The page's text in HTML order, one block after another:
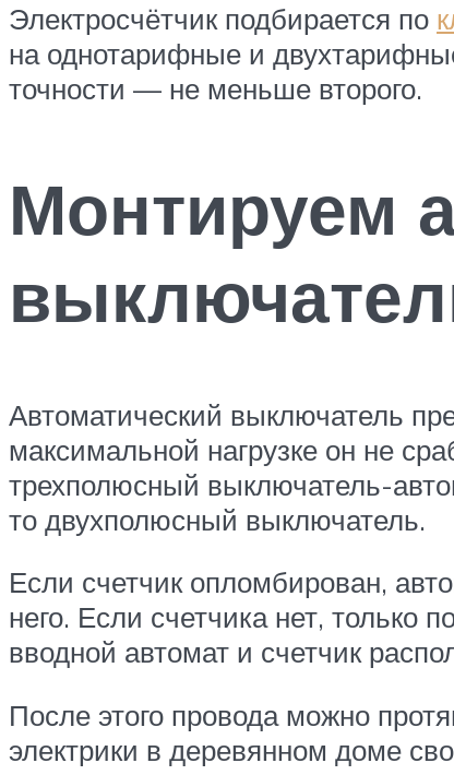
Электросчётчик подбирается по
на однотарифные и
точности — не меньше второго.
Монтируем
Автоматический выключатель
максимальной нагрузке он не
трехполюсный выключатель-
то двухполюсный выключатель.
Если счетчик опломбирован,
него. Если счетчика нет, только
вводной автомат и счетчик
После этого провода можно
электрики в деревянном доме